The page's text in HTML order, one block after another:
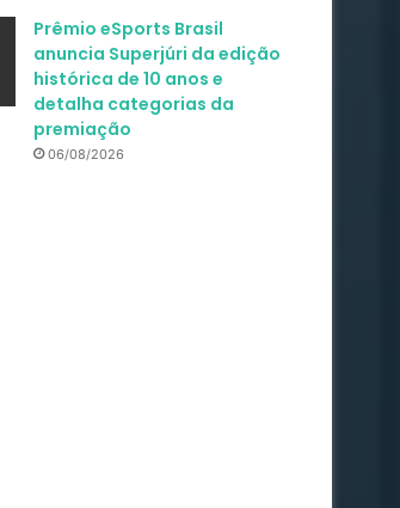
Prêmio eSports Brasil
anuncia Superjúri da edição
histórica de 10 anos e
detalha categorias da
premiação
06/08/2026